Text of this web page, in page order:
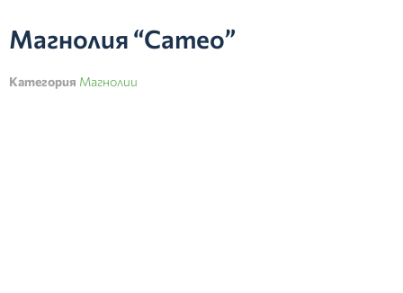
Магнолия “Cameo”
Категория Магнолии